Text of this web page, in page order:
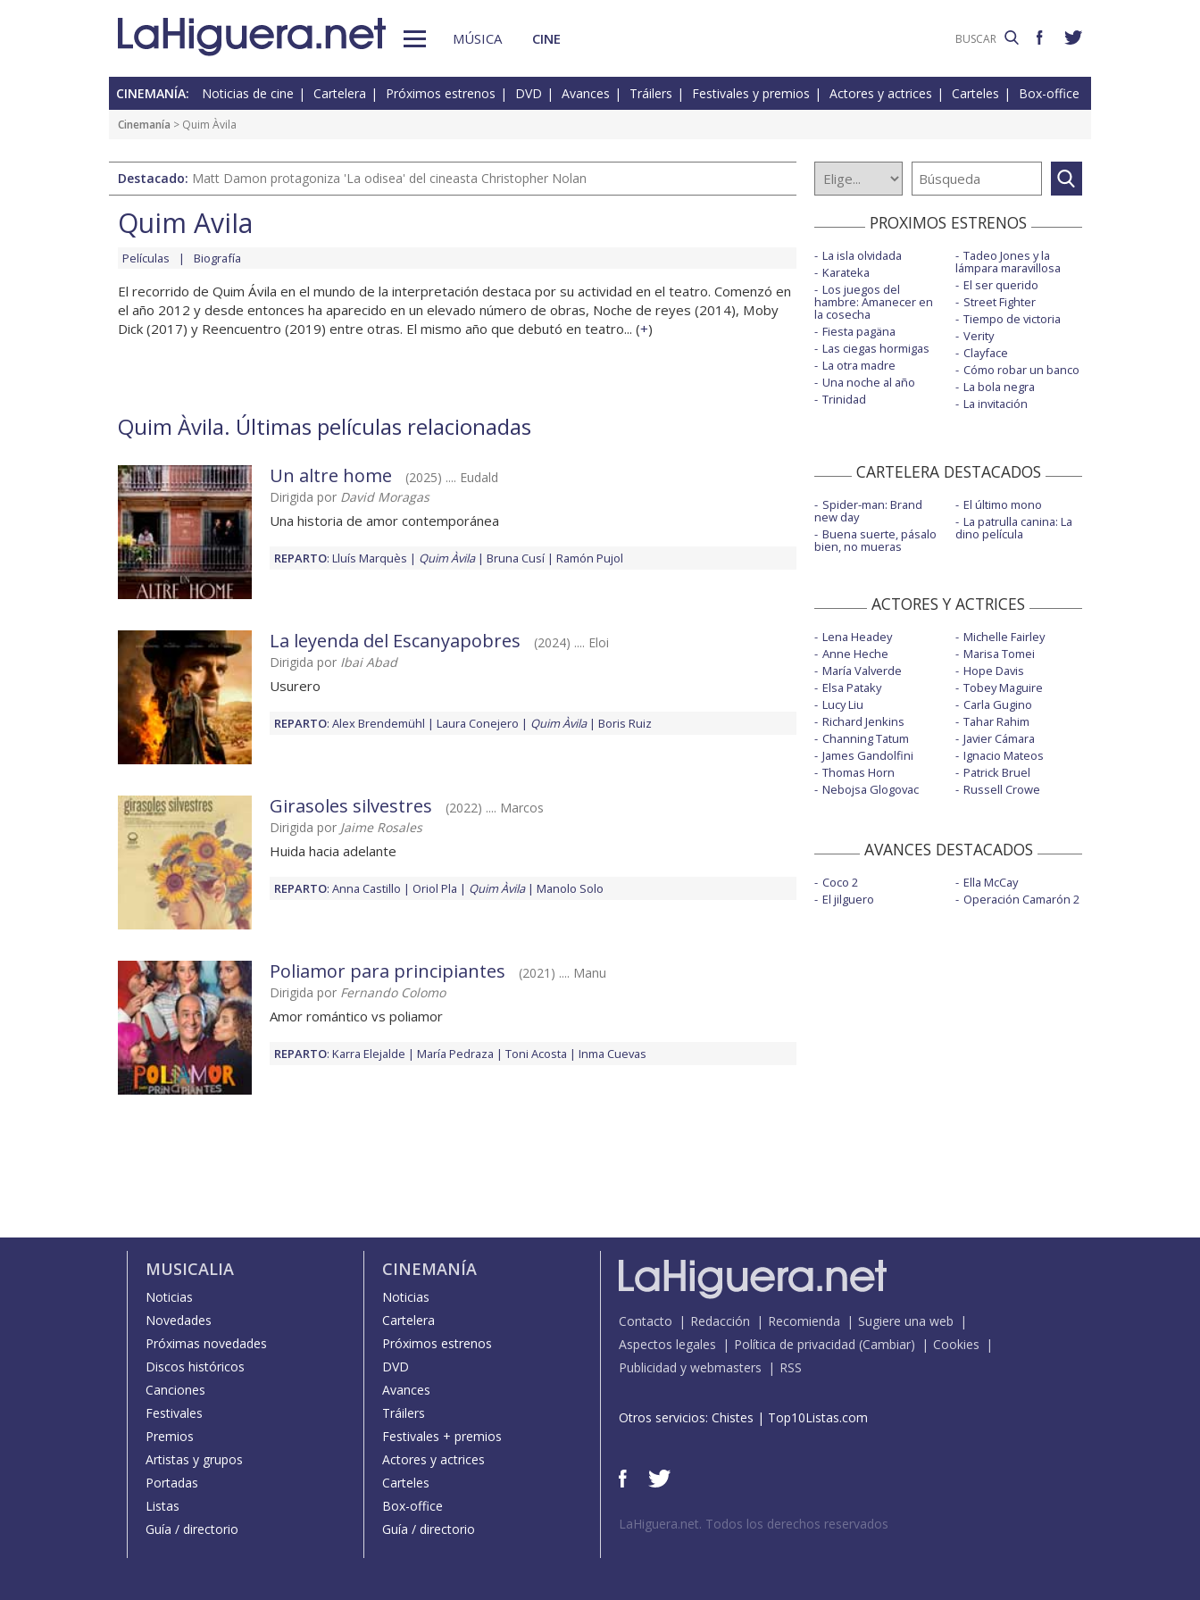
MÚSICA CINE
CINEMANÍA: Noticias de cine Cartelera Próximos estrenos DVD Avances Tráilers Festivales y premios Actores y actrices Carteles Box-office
Cinemanía > Quim Àvila
Destacado: Matt Damon protagoniza 'La odisea' del cineasta Christopher Nolan
Quim Àvila
Películas Biografía
El recorrido de Quim Ávila en el mundo de la interpretación destaca por su actividad en el teatro. Comenzó en
el año 2012 y desde entonces ha aparecido en un elevado número de obras, Noche de reyes (2014), Moby
Dick (2017) y Reencuentro (2019) entre otras. El mismo año que debutó en teatro... (+)
Quim Àvila. Últimas películas relacionadas
Un altre home
(2025) .... Eudald
Dirigida por David Moragas
Una historia de amor contemporánea
REPARTO: Lluís Marquès Quim Àvila Bruna Cusí Ramón Pujol
La leyenda del Escanyapobres
(2024) .... Eloi
Dirigida por Ibai Abad
Usurero
REPARTO: Alex Brendemühl Laura Conejero Quim Àvila Boris Ruiz
Girasoles silvestres
(2022) .... Marcos
Dirigida por Jaime Rosales
Huida hacia adelante
REPARTO: Anna Castillo Oriol Pla Quim Àvila Manolo Solo
Poliamor para principiantes
(2021) .... Manu
Dirigida por Fernando Colomo
Amor romántico vs poliamor
REPARTO: Karra Elejalde María Pedraza Toni Acosta Inma Cuevas
PROXIMOS ESTRENOS
La isla olvidada
Karateka
Los juegos del
hambre: Amanecer en
la cosecha
Fiesta pagäna
Las ciegas hormigas
La otra madre
Una noche al año
Trinidad
Tadeo Jones y la
lámpara maravillosa
El ser querido
Street Fighter
Tiempo de victoria
Verity
Clayface
Cómo robar un banco
La bola negra
La invitación
CARTELERA DESTACADOS
Spider-man: Brand
new day
Buena suerte, pásalo
bien, no mueras
El último mono
La patrulla canina: La
dino película
ACTORES Y ACTRICES
Lena Headey
Anne Heche
María Valverde
Elsa Pataky
Lucy Liu
Richard Jenkins
Channing Tatum
James Gandolfini
Thomas Horn
Nebojsa Glogovac
Michelle Fairley
Marisa Tomei
Hope Davis
Tobey Maguire
Carla Gugino
Tahar Rahim
Javier Cámara
Ignacio Mateos
Patrick Bruel
Russell Crowe
AVANCES DESTACADOS
Coco 2
El jilguero
Ella McCay
Operación Camarón 2
MUSICALIA
Noticias
Novedades
Próximas novedades
Discos históricos
Canciones
Festivales
Premios
Artistas y grupos
Portadas
Listas
Guía / directorio
CINEMANÍA
Noticias
Cartelera
Próximos estrenos
DVD
Avances
Tráilers
Festivales + premios
Actores y actrices
Carteles
Box-office
Guía / directorio
Contacto Redacción Recomienda
Sugiere una web
Aspectos legales
Política de privacidad (Cambiar)
Cookies
Publicidad y webmasters
RSS
Otros servicios: Chistes | Top10Listas.com
LaHiguera.net. Todos los derechos reservados